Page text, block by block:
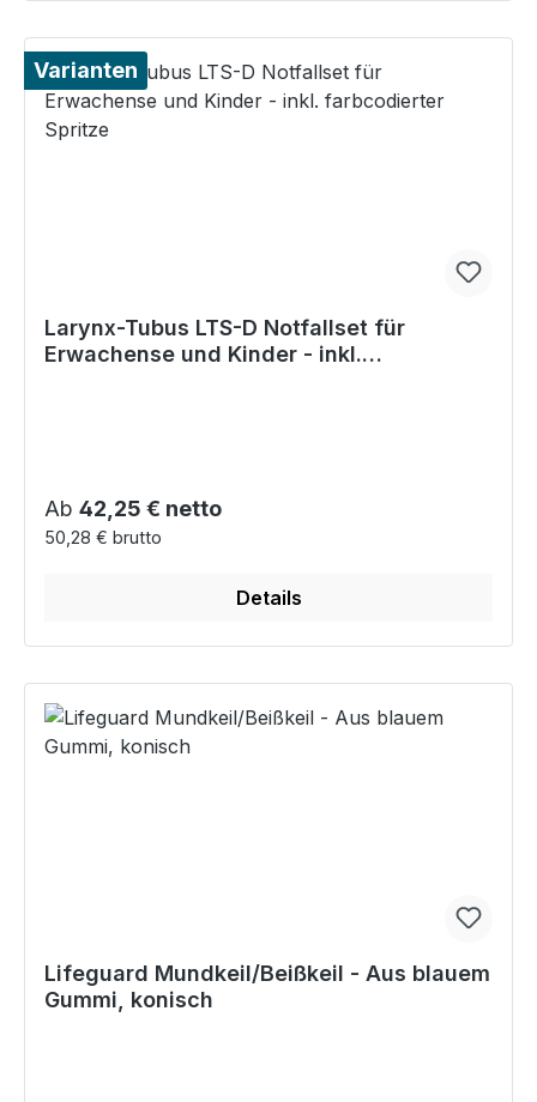
Varianten
Larynx-Tubus LTS-D Notfallset für
Erwachense und Kinder - inkl.
Regulärer Preis:
Ab 42,25 € netto
50,28 € brutto
Details
Lifeguard Mundkeil/Beißkeil - Aus blauem
Gummi, konisch